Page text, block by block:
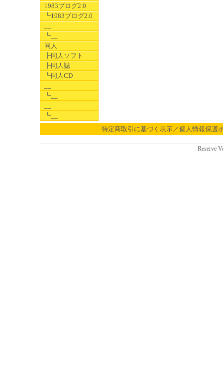
1983ブログ2.0
┗1983ブログ2.0
┗__
同人
┣同人ソフト
┣同人誌
┗同人CD
┗__
┗__
特定商取引に基づく表示／個人情報保護
Reserve